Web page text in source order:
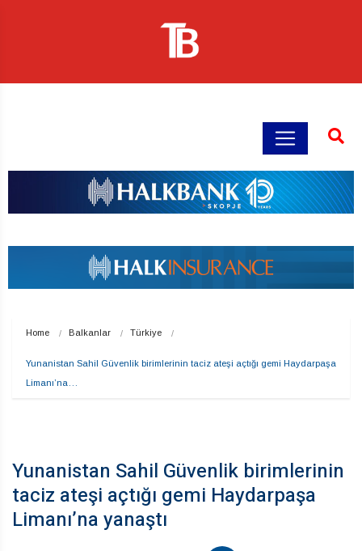
Home Balkanlar Türkiye
Yunanistan Sahil Güvenlik birimlerinin taciz ateşi açtığı gemi Haydarpaşa
Limanı’na…
Yunanistan Sahil Güvenlik birimlerinin
taciz ateşi açtığı gemi Haydarpaşa
Limanı’na yanaştı